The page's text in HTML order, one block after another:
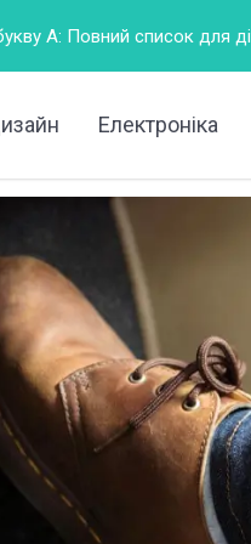
для дітей і дорослих
Електроніка